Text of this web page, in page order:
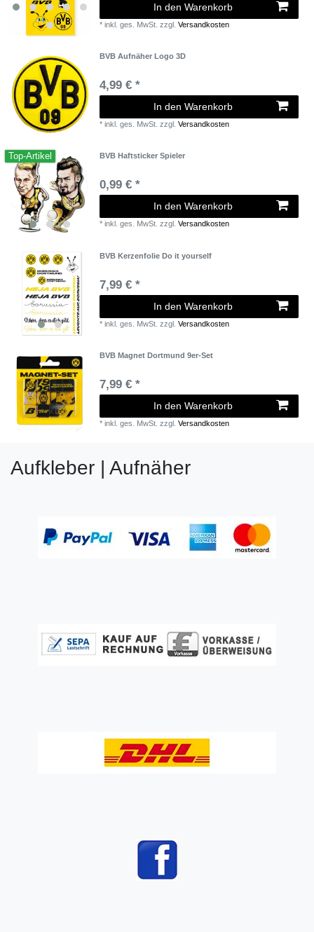
In den Warenkorb
*inkl. ges. MwSt. zzgl.Versandkosten
BVB Aufnäher Logo 3D
4,99 € *
In den Warenkorb
*inkl. ges. MwSt. zzgl.Versandkosten
Top-Artikel BVB Haftsticker Spieler
0,99 € *
In den Warenkorb
*inkl. ges. MwSt. zzgl.Versandkosten
BVB Kerzenfolie Do it yourself
7,99 € *
In den Warenkorb
*inkl. ges. MwSt. zzgl.Versandkosten
BVB Magnet Dortmund 9er-Set
7,99 € *
In den Warenkorb
*inkl. ges. MwSt. zzgl.Versandkosten
Aufkleber | Aufnäher